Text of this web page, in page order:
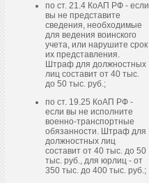
по ст. 21.4 КоАП РФ - если
вы не представите
сведения, необходимые
для ведения воинского
учета, или нарушите срок
их представления.
Штраф для должностных
лиц составит от 40 тыс.
до 50 тыс. руб.;
по ст. 19.25 КоАП РФ -
если вы не исполните
военно-транспортные
обязанности. Штраф для
должностных лиц
составит от 40 тыс. до 50
тыс. руб., для юрлиц - от
350 тыс. до 400 тыс. руб.;